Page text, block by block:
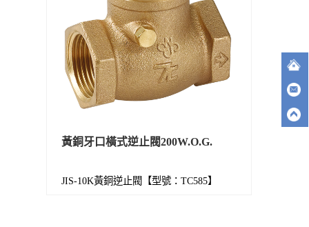
黃銅牙口橫式逆止閥200W.O.G.
JIS-10K黃銅逆止閥【型號：TC585】